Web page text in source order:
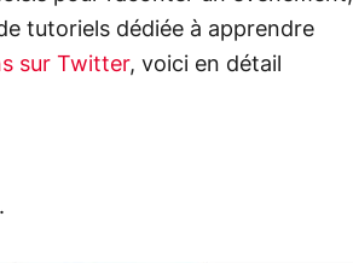
tutoriels dédiée à apprendre
sur Twitter, voici en détail